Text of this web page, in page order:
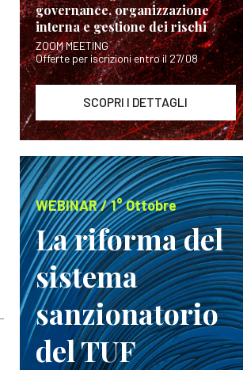
governance, organizzazione
interna e gestione dei rischi
ZOOM MEETING
Offerte per iscrizioni entro il 27/08
SCOPRI I DETTAGLI
WEBINAR / 1° Ottobre
La riforma del
sistema
sanzionatorio
del TUF